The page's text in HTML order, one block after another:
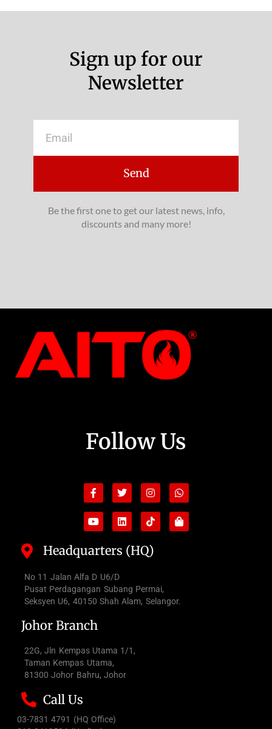
Sign up for our
Newsletter
Send
Be the first one to get our latest news, info,
discounts and many more!
Follow Us
Facebook-
f
TwitterInstagramWhatsapp
YoutubeLinkedinTiktokShopping-
bag
Headquarters (HQ)
No 11 Jalan Alfa D U6/D
Pusat Perdagangan Subang Permai,
Seksyen U6, 40150 Shah Alam, Selangor.
Johor Branch
22G, Jln Kempas Utama 1/1,
Taman Kempas Utama,
81300 Johor Bahru, Johor
Call Us
03-7831 4791 (HQ Office)